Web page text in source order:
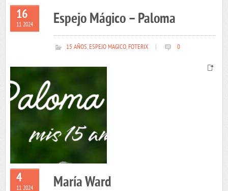
16
11 2024 Espejo Mágico – Paloma
15 AÑOS,ESPEJO MAGICO,FOTERIX 0
4
11 2024 María Ward